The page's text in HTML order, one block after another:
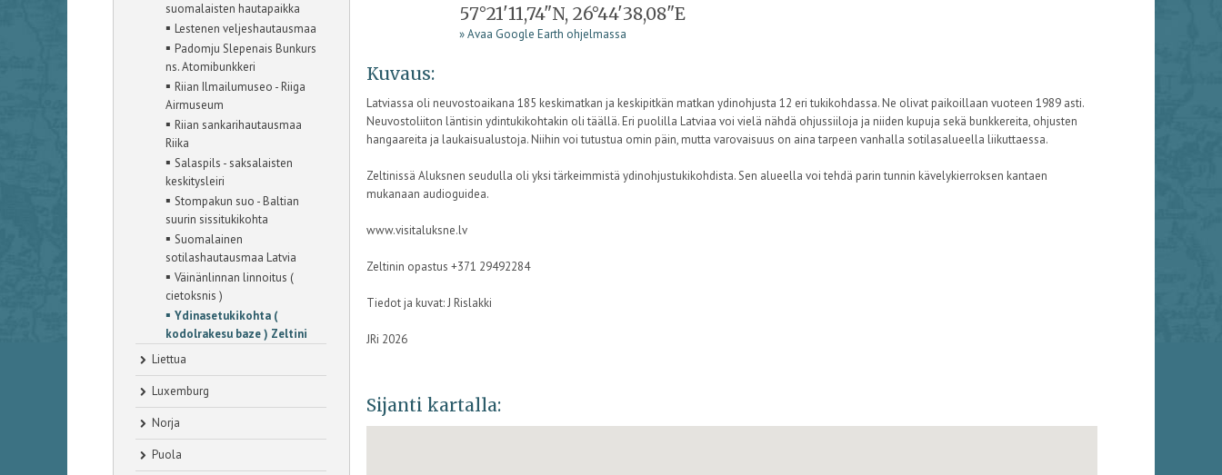
suomalaisten hautapaikka
▪ Lestenen veljeshautausmaa
▪ Padomju Slepenais Bunkurs
ns. Atomibunkkeri
▪ Riian Ilmailumuseo - Riiga
Airmuseum
▪ Riian sankarihautausmaa
Riika
▪ Salaspils - saksalaisten
keskitysleiri
▪ Stompakun suo - Baltian
suurin sissitukikohta
▪ Suomalainen
sotilashautausmaa Latvia
▪ Väinänlinnan linnoitus (
cietoksnis )
▪ Ydinasetukikohta (
kodolrakesu baze ) Zeltini
Liettua
Luxemburg
Norja
Puola
57°21'11,74"N, 26°44'38,08"E
» Avaa Google Earth ohjelmassa
Kuvaus:
Latviassa oli neuvostoaikana 185 keskimatkan ja keskipitkän matkan ydinohjusta 12 eri tukikohdassa. Ne olivat paikoillaan vuoteen 1989 asti.
Neuvostoliiton läntisin ydintukikohtakin oli täällä. Eri puolilla Latviaa voi vielä nähdä ohjussiiloja ja niiden kupuja sekä bunkkereita, ohjusten
hangaareita ja laukaisualustoja. Niihin voi tutustua omin päin, mutta varovaisuus on aina tarpeen vanhalla sotilasalueella liikuttaessa.
Zeltinissä Aluksnen seudulla oli yksi tärkeimmistä ydinohjustukikohdista. Sen alueella voi tehdä parin tunnin kävelykierroksen kantaen
mukanaan audioguidea.
www.visitaluksne.lv
Zeltinin opastus +371 29492284
Tiedot ja kuvat: J Rislakki
JRi 2026
Sijanti kartalla: